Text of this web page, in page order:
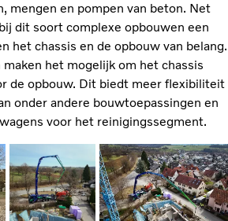
mengen en pompen van beton. Net
dit soort complexe opbouwen een
het chassis en de opbouw van belang.
het mogelijk om het chassis
de opbouw. Dit biedt meer flexibiliteit
onder andere bouwtoepassingen en
voor het reinigingssegment.